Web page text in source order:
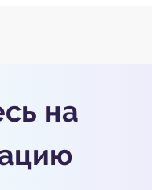
на